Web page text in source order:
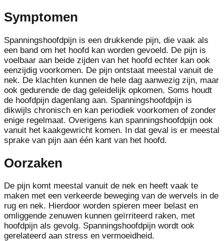
Symptomen
Spanningshoofdpijn is een drukkende pijn, die vaak als
een band om het hoofd kan worden gevoeld. De pijn is
voelbaar aan beide zijden van het hoofd echter kan ook
eenzijdig voorkomen. De pijn ontstaat meestal vanuit de
nek. De klachten kunnen de hele dag aanwezig zijn, maar
ook gedurende de dag geleidelijk opkomen. Soms houdt
de hoofdpijn dagenlang aan. Spanningshoofdpijn is
dikwijls chronisch en kan periodiek voorkomen of zonder
enige regelmaat. Overigens kan spanningshoofdpijn ook
vanuit het kaakgewricht komen. In dat geval is er meestal
sprake van pijn aan één kant van het hoofd.
Oorzaken
De pijn komt meestal vanuit de nek en heeft vaak te
maken met een verkeerde beweging van de wervels in de
rug en nek. Hierdoor worden spieren meer belast en
omliggende zenuwen kunnen geïrriteerd raken, met
hoofdpijn als gevolg. Spanningshoofdpijn wordt ook
gerelateerd aan stress en vermoeidheid.